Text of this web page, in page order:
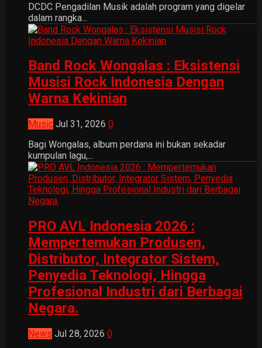
DCDC Pengadilan Musik adalah program yang digelar
dalam rangka...
Band Rock Wongalas : Eksistensi
Musisi Rock Indonesia Dengan
Warna Kekinian
Music Jul 31, 2026 0
Bagi Wongalas, album perdana ini bukan sekadar
kumpulan lagu,...
PRO AVL Indonesia 2026 :
Mempertemukan Produsen,
Distributor, Integrator Sistem,
Penyedia Teknologi, Hingga
Profesional Industri dari Berbagai
Negara.
News Jul 28, 2026 0